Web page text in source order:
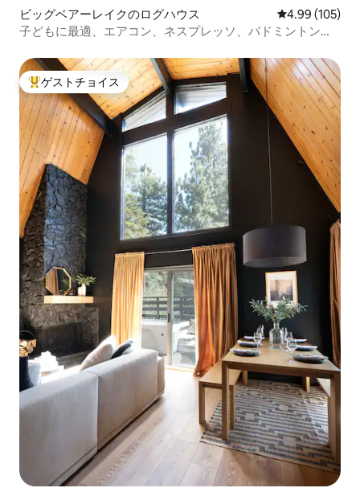
ビッグベアーレイクのログハウス レビュー105
4.99 (105)
子どもに最適、エアコン、ネスプレッソ、バドミントン、
大好評のゲストチョイスです。
ゲストチョイス